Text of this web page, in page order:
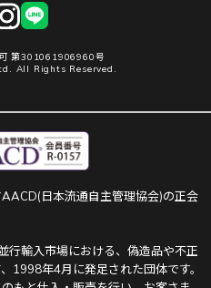
LINE
第301061906960号
All Rights Reserved.
日本流通自主管理協会)の正会
行輸入市場における、偽造品や不正
1998年4月に発足された団体です。